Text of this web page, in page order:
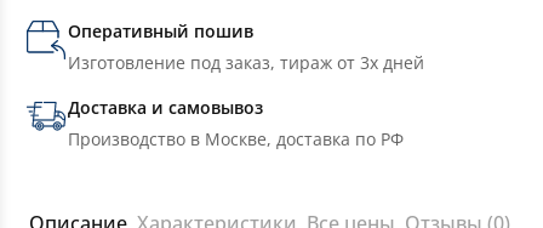
Оперативный пошив
Изготовление под заказ, тираж от 3х дней
Доставка и самовывоз
Производство в Москве, доставка по РФ